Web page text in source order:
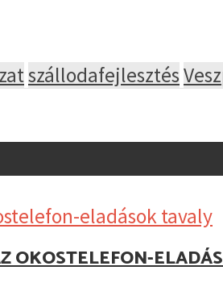
szállodafejlesztés
OKOSTELEFON-